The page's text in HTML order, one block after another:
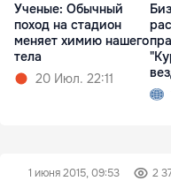
Ученые: Обычный
поход на стадион
меняет химию нашего
тела
20 Июл. 22:11
1 июня 2015, 09:53 2